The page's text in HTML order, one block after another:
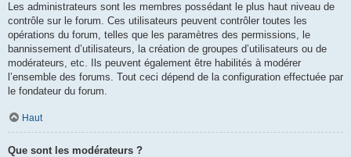
Les administrateurs sont les membres possédant le plus haut niveau de
contrôle sur le forum. Ces utilisateurs peuvent contrôler toutes les
opérations du forum, telles que les paramètres des permissions, le
bannissement d’utilisateurs, la création de groupes d’utilisateurs ou de
modérateurs, etc. Ils peuvent également être habilités à modérer
l’ensemble des forums. Tout ceci dépend de la configuration effectuée par
le fondateur du forum.
Haut
Que sont les modérateurs ?